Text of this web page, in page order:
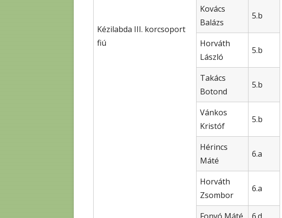
Kézilabda III. korcsoport
fiú
Kovács
Balázs
5.b
Horváth
László
5.b
Takács
Botond
5.b
Vánkos
Kristóf
5.b
Hérincs
Máté
6.a
Horváth
Zsombor
6.a